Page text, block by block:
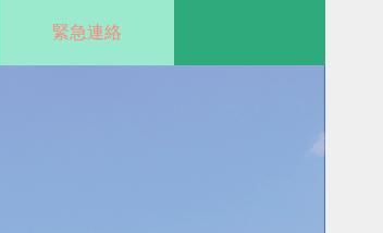
緊急連絡